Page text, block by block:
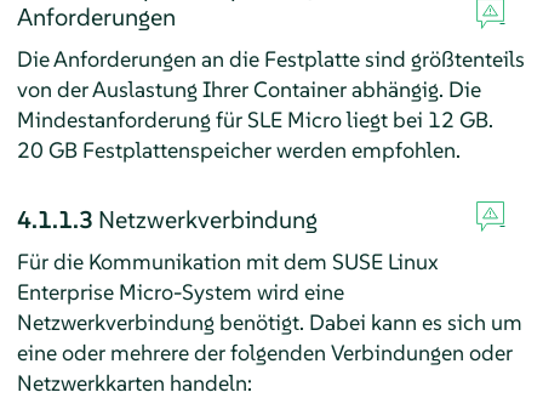
Anforderungen
Die Anforderungen an die Festplatte sind größtenteils
von der Auslastung Ihrer Container abhängig. Die
Mindestanforderung für SLE Micro liegt bei 12 GB.
20 GB Festplattenspeicher werden empfohlen.
4.1.1.3 Netzwerkverbindung
Für die Kommunikation mit dem SUSE Linux
Enterprise Micro-System wird eine
Netzwerkverbindung benötigt. Dabei kann es sich um
eine oder mehrere der folgenden Verbindungen oder
Netzwerkkarten handeln: